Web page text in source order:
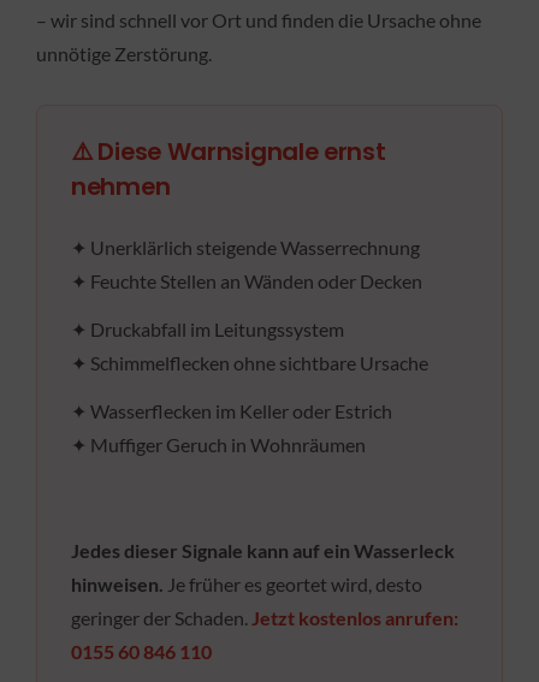
– wir sind schnell vor Ort und finden die Ursache ohne
unnötige Zerstörung.
⚠️ Diese Warnsignale ernst
nehmen
✦ Unerklärlich steigende Wasserrechnung
✦ Feuchte Stellen an Wänden oder Decken
✦ Druckabfall im Leitungssystem
✦ Schimmelflecken ohne sichtbare Ursache
✦ Wasserflecken im Keller oder Estrich
✦ Muffiger Geruch in Wohnräumen
Jedes dieser Signale kann auf ein Wasserleck
hinweisen. Je früher es geortet wird, desto
geringer der Schaden. Jetzt kostenlos anrufen:
0155 60 846 110